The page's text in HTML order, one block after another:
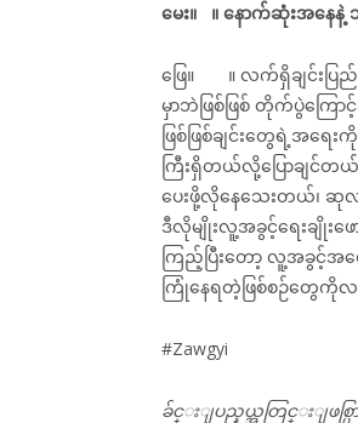
မေး။ ။ နောက်ဆုံးအနေနဲ့
ဖြေ။ ။ လက်ရှိချင်းပြည်
မှာဘဲဖြစ်ဖြစ် တိုက်ပွဲကြေ
ဖြစ်ဖြစ်ချင်းတွေရဲ့အရ
ကြီးရှိတယ်လို့ပြောချင်တ
ပေးဖို့လိုနေသေးတယ်၊ ဆုလ
ဒီလိုမျိုးလူ့အခွင့်ရေးချိုးဖ
ကြည့်ပြီးတော့ လူ့အခွင့်အ
ကြုံနေရတဲ့ဖြစ်စဉ်တွေကိုလ
#Zawgyi
ခ်င္းျပည္နယ္အတြင္းျဖ